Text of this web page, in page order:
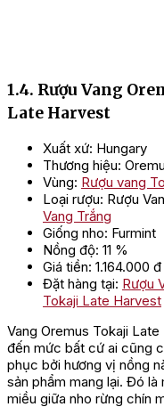
1.4. Rượu Vang
Late Harvest
Xuất xứ: Hungary
Thương hiệu:
Vùng: Rượu vang
Loại rượu: Rượu
Vang Trắng
Giống nho: Furmint
Nồng độ: 11 %
Giá tiền: 1.164.000 đ
Đặt hàng tại: Rượu
Tokaji Late Harvest
Vang Oremus Tokaji
đến mức bất cứ ai cũng
phục bởi hương vị nồng
sản phẩm mang lại. Đó
miều giữa nho rừng chín